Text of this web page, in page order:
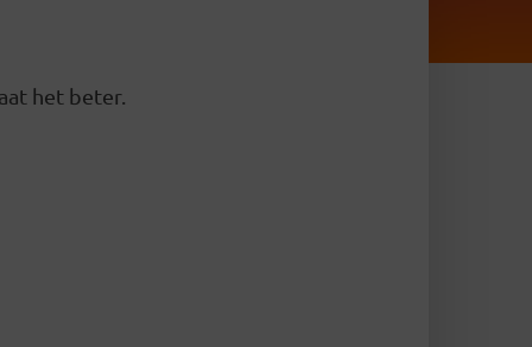
het beter.